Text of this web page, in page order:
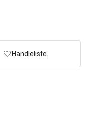
Handleliste